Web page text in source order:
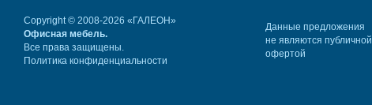
Copyright © 2008-2026 «ГАЛЕОН»
Офисная мебель.
Все права защищены.
Политика конфиденциальности
Данные предложения
не являются публичной
офертой